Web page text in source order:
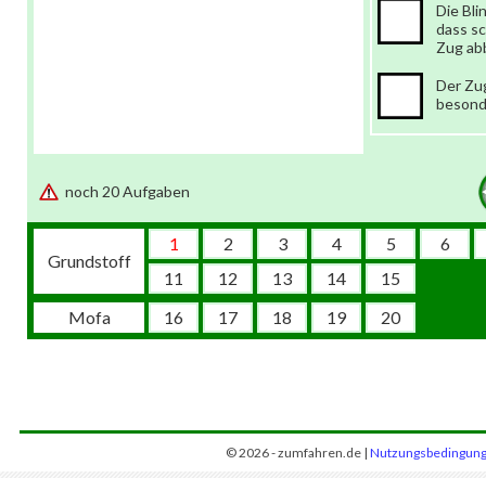
Die
dass
Zug
Der
noch 20 Aufgaben
Grundstoff
1 2 3 4 5
6
11
12 13 14
15
Mofa
16 17 18 19 20
© 2026 - zumfahren.de |